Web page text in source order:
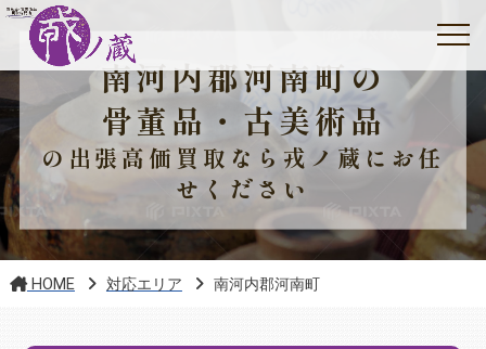
南河内郡河南町の
骨董品・古美術品
の出張高価買取なら戎ノ蔵にお任
せください
HOME 対応エリア 南河内郡河南町